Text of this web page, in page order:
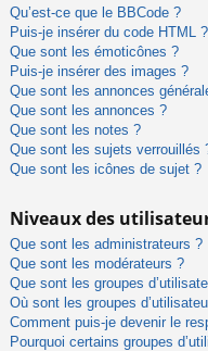
Qu’est-ce que le BBCode ?
Puis-je insérer du code HTML ?
Que sont les émoticônes ?
Puis-je insérer des images ?
Que sont les annonces
Que sont les annonces ?
Que sont les notes ?
Que sont les sujets verrouillés
Que sont les icônes de sujet ?
Niveaux des
Que sont les administrateurs ?
Que sont les modérateurs ?
Que sont les groupes
Où sont les groupes
Comment puis-je devenir le
Pourquoi certains groupes